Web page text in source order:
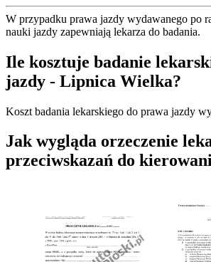
W przypadku prawa jazdy wydawanego po
nauki jazdy zapewniają lekarza do badania.
Ile kosztuje badanie
jazdy - Lipnica Wielka?
Koszt badania lekarskiego do prawa jazdy
Jak wygląda orzeczenie
przeciwskazań do